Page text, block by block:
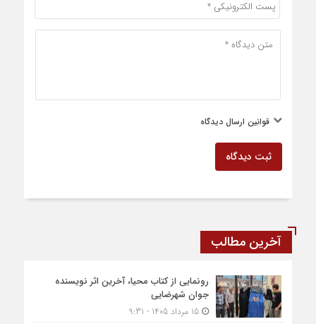
قوانین ارسال دیدگاه
ثبت دیدگاه
آخرین مطالب
رونمایی از کتاب محیا، آخرین اثر نویسنده
جوان شهرضایی
15 مرداد 1405 - 9:31